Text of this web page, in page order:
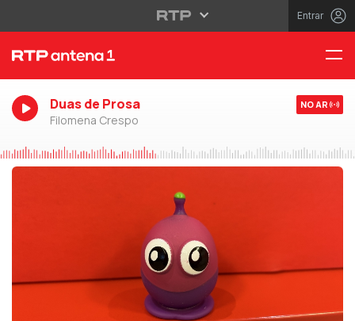
Entrar
Duas de Prosa
Filomena Crespo
NO AR